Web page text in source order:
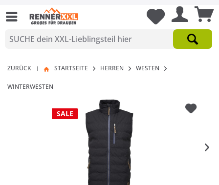
ZURÜCK | STARTSEITE HERREN WESTEN
WINTERWESTEN
SALE